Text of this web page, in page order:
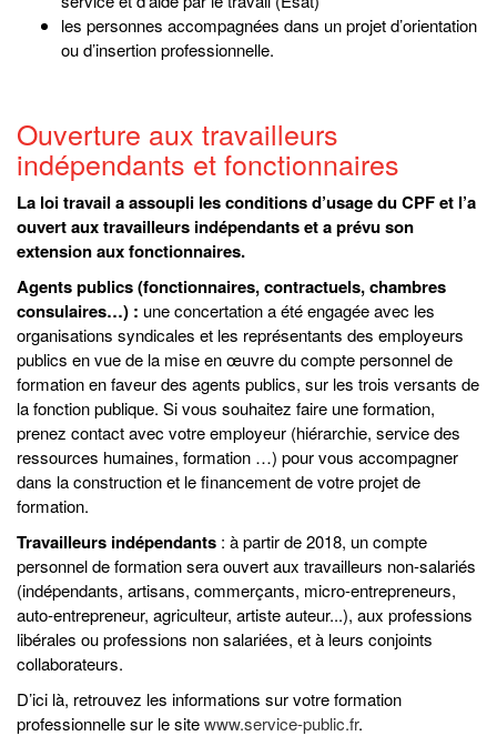
les personnes accompagnées dans un projet d’orientation
ou d’insertion professionnelle.
Ouverture aux travailleurs
indépendants et fonctionnaires
La loi travail a assoupli les conditions d’usage du CPF et l’a
ouvert aux travailleurs indépendants et a prévu son
extension aux fonctionnaires.
Agents publics (fonctionnaires, contractuels, chambres
consulaires…) : une concertation a été engagée avec les
organisations syndicales et les représentants des employeurs
publics en vue de la mise en œuvre du compte personnel de
formation en faveur des agents publics, sur les trois versants de
la fonction publique. Si vous souhaitez faire une formation,
prenez contact avec votre employeur (hiérarchie, service des
ressources humaines, formation …) pour vous accompagner
dans la construction et le financement de votre projet de
formation.
Travailleurs indépendants : à partir de 2018, un compte
personnel de formation sera ouvert aux travailleurs non-salariés
(indépendants, artisans, commerçants, micro-entrepreneurs,
auto-entrepreneur, agriculteur, artiste auteur...), aux professions
libérales ou professions non salariées, et à leurs conjoints
collaborateurs.
D’ici là, retrouvez les informations sur votre formation
professionnelle sur le sitewww.service-public.fr.